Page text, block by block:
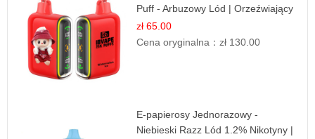
Puff - Arbuzowy Lód | Orzeźwiający
Smak
zł 65.00
Cena oryginalna：zł 130.00
E-papierosy Jednorazowy -
Niebieski Razz Lód 1.2% Nikotyny |